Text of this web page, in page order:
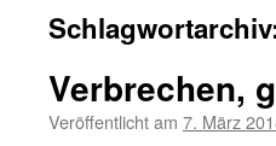
Verbrechen,
Veröffentlicht am 7. März